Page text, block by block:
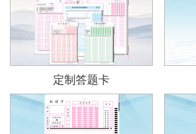
定制答题卡